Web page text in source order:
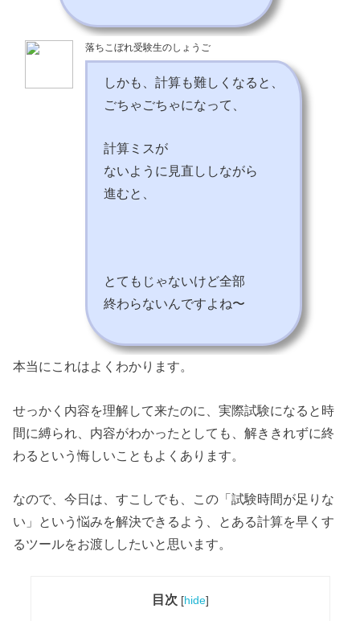
落ちこぼれ受験生のしょうご
しかも、計算も難しくなると、
ごちゃごちゃになって、
計算ミスが
ないように見直ししながら
進むと、
とてもじゃないけど全部
終わらないんですよね〜
本当にこれはよくわかります。
せっかく内容を理解して来たのに、実際試験になると時
間に縛られ、内容がわかったとしても、解ききれずに終
わるという悔しいこともよくあります。
なので、今日は、すこしでも、この「試験時間が足りな
い」という悩みを解決できるよう、とある計算を早くす
るツールをお渡ししたいと思います。
目次 [hide]